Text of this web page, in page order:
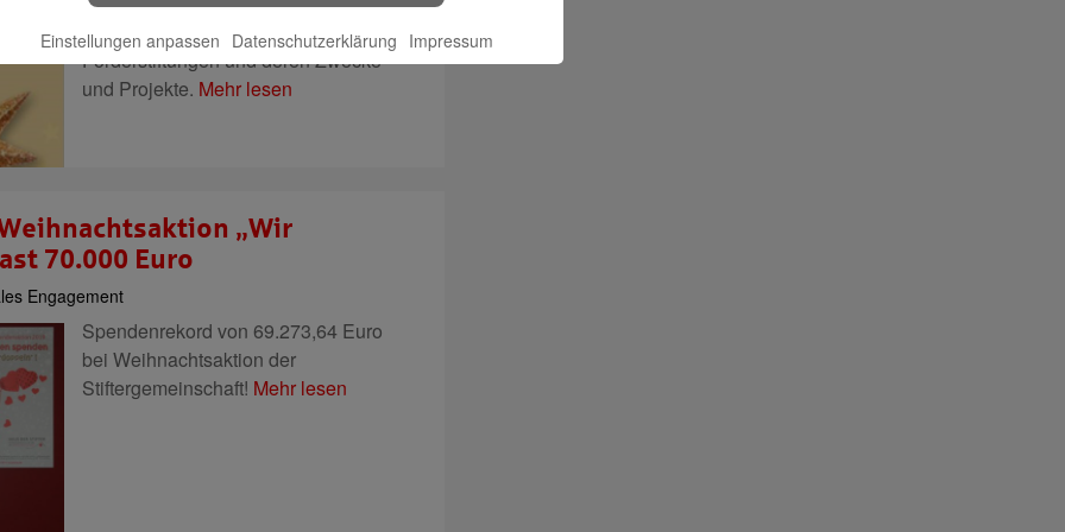
Spenden für inzwischen zwanzig
Förderstiftungen und deren Zwecke
und Projekte. Mehr lesen
„Wir
70.000 Euro
Engagement
Spendenrekord von 69.273,64 Euro
bei Weihnachtsaktion der
Stiftergemeinschaft! Mehr lesen
Einstellungen anpassen Datenschutzerklärung Impressum